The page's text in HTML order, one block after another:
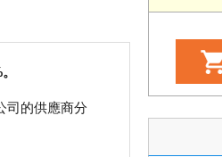
司的供應商分